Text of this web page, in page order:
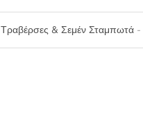
Τραβέρσες & Σεμέν Σταμπωτά -